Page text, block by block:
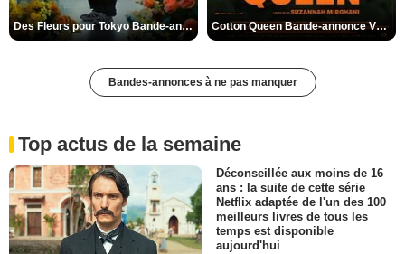
Des Fleurs pour Tokyo Bande-annonce VO STFR Cotton Queen Bande-annonce VO STFR
Bandes-annonces à ne pas manquer
Top actus de la semaine
Déconseillée aux moins de 16
ans : la suite de cette série
Netflix adaptée de l'un des 100
meilleurs livres de tous les
temps est disponible
aujourd'hui